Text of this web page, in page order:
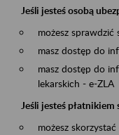
Jeśli jesteś osobą
możesz sprawdzić
masz dostęp do
masz dostęp do
lekarskich - e-ZLA
Jeśli jesteś płatnikiem
możesz